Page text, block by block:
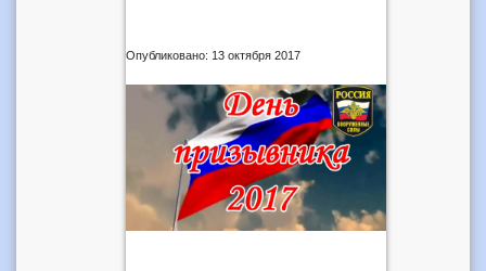
Опубликовано: 13 октября 2017